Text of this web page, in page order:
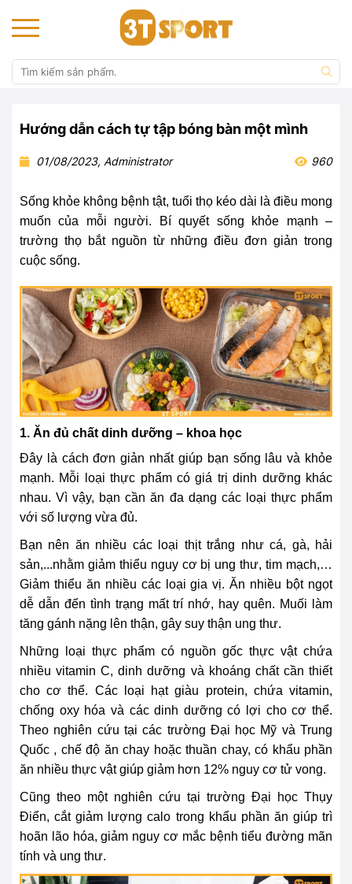
Hướng dẫn cách tự tập bóng bàn một mình
01/08/2023, Administrator 960
Sống khỏe không bệnh tật, tuổi thọ kéo dài là điều mong
muốn của mỗi người. Bí quyết sống khỏe mạnh –
trường thọ bắt nguồn từ những điều đơn giản trong
cuộc sống.
1. Ăn đủ chất dinh dưỡng – khoa học
Đây là cách đơn giản nhất giúp bạn sống lâu và khỏe
mạnh. Mỗi loại thực phẩm có giá trị dinh dưỡng khác
nhau. Vì vậy, bạn cần ăn đa dạng các loại thực phẩm
với số lượng vừa đủ.
Bạn nên ăn nhiều các loại thịt trắng như cá, gà, hải
sản,...nhằm giảm thiểu nguy cơ bị ung thư, tim mạch,…
Giảm thiểu ăn nhiều các loại gia vị. Ăn nhiều bột ngọt
dễ dẫn đến tình trạng mất trí nhớ, hay quên. Muối làm
tăng gánh nặng lên thận, gây suy thận ung thư.
Những loại thực phẩm có nguồn gốc thực vật chứa
nhiều vitamin C, dinh dưỡng và khoáng chất cần thiết
cho cơ thể. Các loại hạt giàu protein, chứa vitamin,
chống oxy hóa và các dinh dưỡng có lợi cho cơ thể.
Theo nghiên cứu tại các trường Đại học Mỹ và Trung
Quốc , chế độ ăn chay hoặc thuần chay, có khẩu phần
ăn nhiều thực vật giúp giảm hơn 12% nguy cơ tử vong.
Cũng theo một nghiên cứu tại trường Đại học Thụy
Điển, cắt giảm lượng calo trong khẩu phần ăn giúp trì
hoãn lão hóa, giảm nguy cơ mắc bệnh tiểu đường mãn
tính và ung thư.